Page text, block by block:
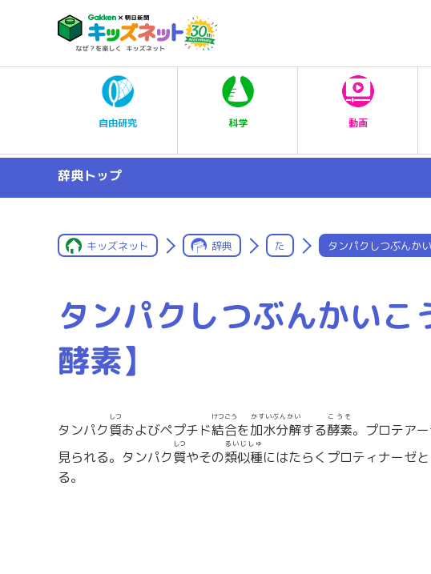
自由研究 科学 動画
辞典トップ
キッズネット 辞典 た タンパクしつぶんか
タンパクしつぶんかい
酵素】
タンパク質
しつ
およびペプチド結合
けつごう
を加水分解
かすいぶんかい
する酵素
こうそ
。プロテア
見られる。タンパク質
しつ
やその類似種
るいじしゅ
にはたらくプロティナーゼ
る。